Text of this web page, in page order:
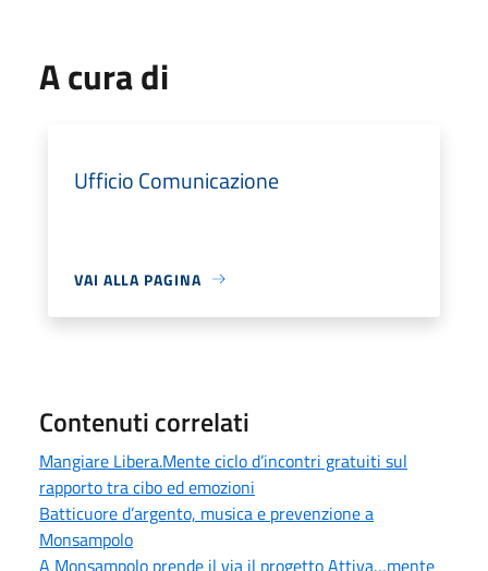
A cura di
Ufficio Comunicazione
VAI ALLA PAGINA
Contenuti correlati
Mangiare Libera.Mente ciclo d’incontri gratuiti sul
rapporto tra cibo ed emozioni
Batticuore d’argento, musica e prevenzione a
Monsampolo
A Monsampolo prende il via il progetto Attiva…mente